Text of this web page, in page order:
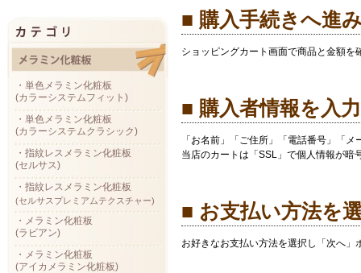
・単色メラミン化粧板
(カラーシステムフィット)
・単色メラミン化粧板
(カラーシステムクラシック)
・指紋レスメラミン化粧板
(セルサス)
・指紋レスメラミン化粧板
(セルサスプレミアムテクスチャー)
・メラミン化粧板
(ラビアン)
・メラミン化粧板
(アイカメラミン化粧板)
■ 購入手続きへ進
ショッピングカート画面で商品と金額
■ 購入者情報を入
「お名前」「ご住所」「電話番号」「
当店のカートは「SSL」で個人情報が暗
■ お支払い方法を
お好きなお支払い方法を選択し「次へ」